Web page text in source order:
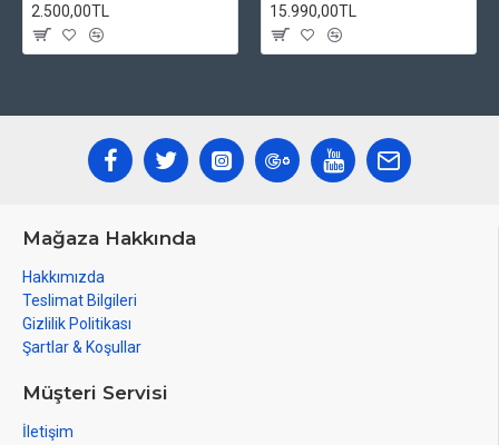
2.500,00TL
15.990,00TL
Mağaza Hakkında
Hakkımızda
Teslimat Bilgileri
Gizlilik Politikası
Şartlar & Koşullar
Müşteri Servisi
İletişim